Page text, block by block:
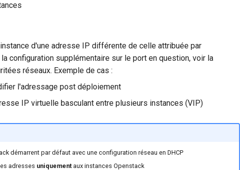
d'une adresse IP différente de celle attribuée par
configuration supplémentaire sur le port en question, voir la
réseaux. Exemple de cas :
l'adressage post déploiement
IP virtuelle basculant entre plusieurs instances (VIP)
démarrent par défaut avec une configuration réseau en DHCP
adresses uniquementaux instances Openstack